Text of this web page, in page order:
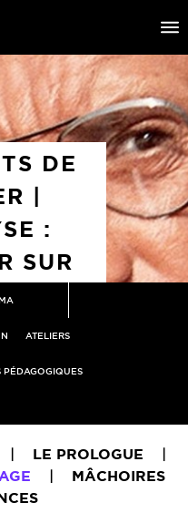
IMAGES
DE
|
:
SUR
ATELIERS
PÉDAGOGIQUES
| LE PROLOGUE
|
|
MÂCHOIRES